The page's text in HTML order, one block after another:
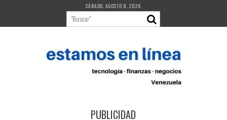
contenido
SÁBADO, AGOSTO 8, 2026
PUBLICIDAD